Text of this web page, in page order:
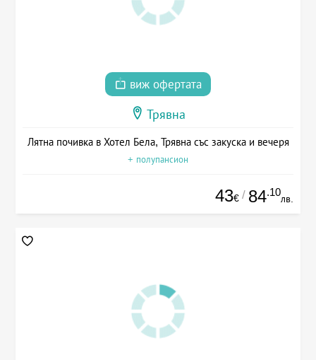
виж офертата
Трявна
Лятна почивка в Хотел Бела, Трявна със закуска и вечеря
+ полупансион
43€ / 84.10
лв.